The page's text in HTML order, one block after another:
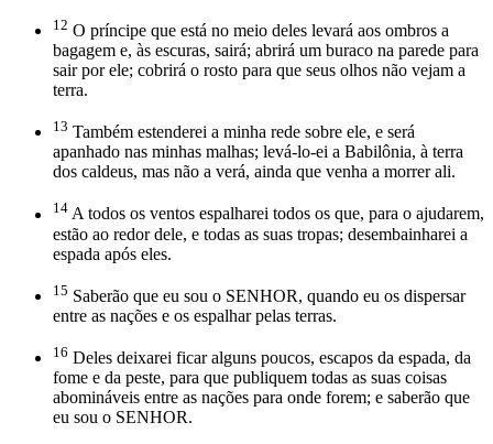
12 O príncipe que está no meio deles levará aos ombros a
bagagem e, às escuras, sairá; abrirá um buraco na parede para
sair por ele; cobrirá o rosto para que seus olhos não vejam a
terra.
13 Também estenderei a minha rede sobre ele, e será
apanhado nas minhas malhas; levá-lo-ei a Babilônia, à terra
dos caldeus, mas não a verá, ainda que venha a morrer ali.
14 A todos os ventos espalharei todos os que, para o ajudarem,
estão ao redor dele, e todas as suas tropas; desembainharei a
espada após eles.
15 Saberão que eu sou o SENHOR, quando eu os dispersar
entre as nações e os espalhar pelas terras.
16 Deles deixarei ficar alguns poucos, escapos da espada, da
fome e da peste, para que publiquem todas as suas coisas
abomináveis entre as nações para onde forem; e saberão que
eu sou o SENHOR.